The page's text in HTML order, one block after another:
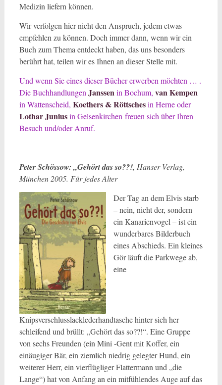
Medizin liefern können.
Wir verfolgen hier nicht den Anspruch, jedem etwas
empfehlen zu können. Doch immer dann, wenn wir ein
Buch zum Thema entdeckt haben, das uns besonders
berührt hat, teilen wir es Ihnen an dieser Stelle mit.
Und wenn Sie eines dieser Bücher erwerben möchten … .
Die Buchhandlungen Janssenin Bochum, van Kempen
in Wattenscheid, Koethers & Röttschesin Herne oder
Lothar Juniusin Gelsenkirchen freuen sich über Ihren
Besuch und/oder Anruf.
Peter Schössow: „Gehört das so??!, Hanser Verlag,
München 2005. Für jedes Alter
Der Tag an dem Elvis starb
– nein, nicht der, sondern
ein Kanarienvogel – ist ein
wunderbares Bilderbuch
eines Abschieds. Ein kleines
Gör läuft die Parkwege ab,
eine
Knipsverschlusslacklederhandtasche hinter sich her
schleifend und brüllt: „Gehört das so??!“. Eine Gruppe
von sechs Freunden (ein Mini -Gent mit Koffer, ein
einäugiger Bär, ein ziemlich niedrig gelegter Hund, ein
weiterer Herr, ein vierflügliger Flattermann und „die
Lange“) hat von Anfang an ein mitfühlendes Auge auf das